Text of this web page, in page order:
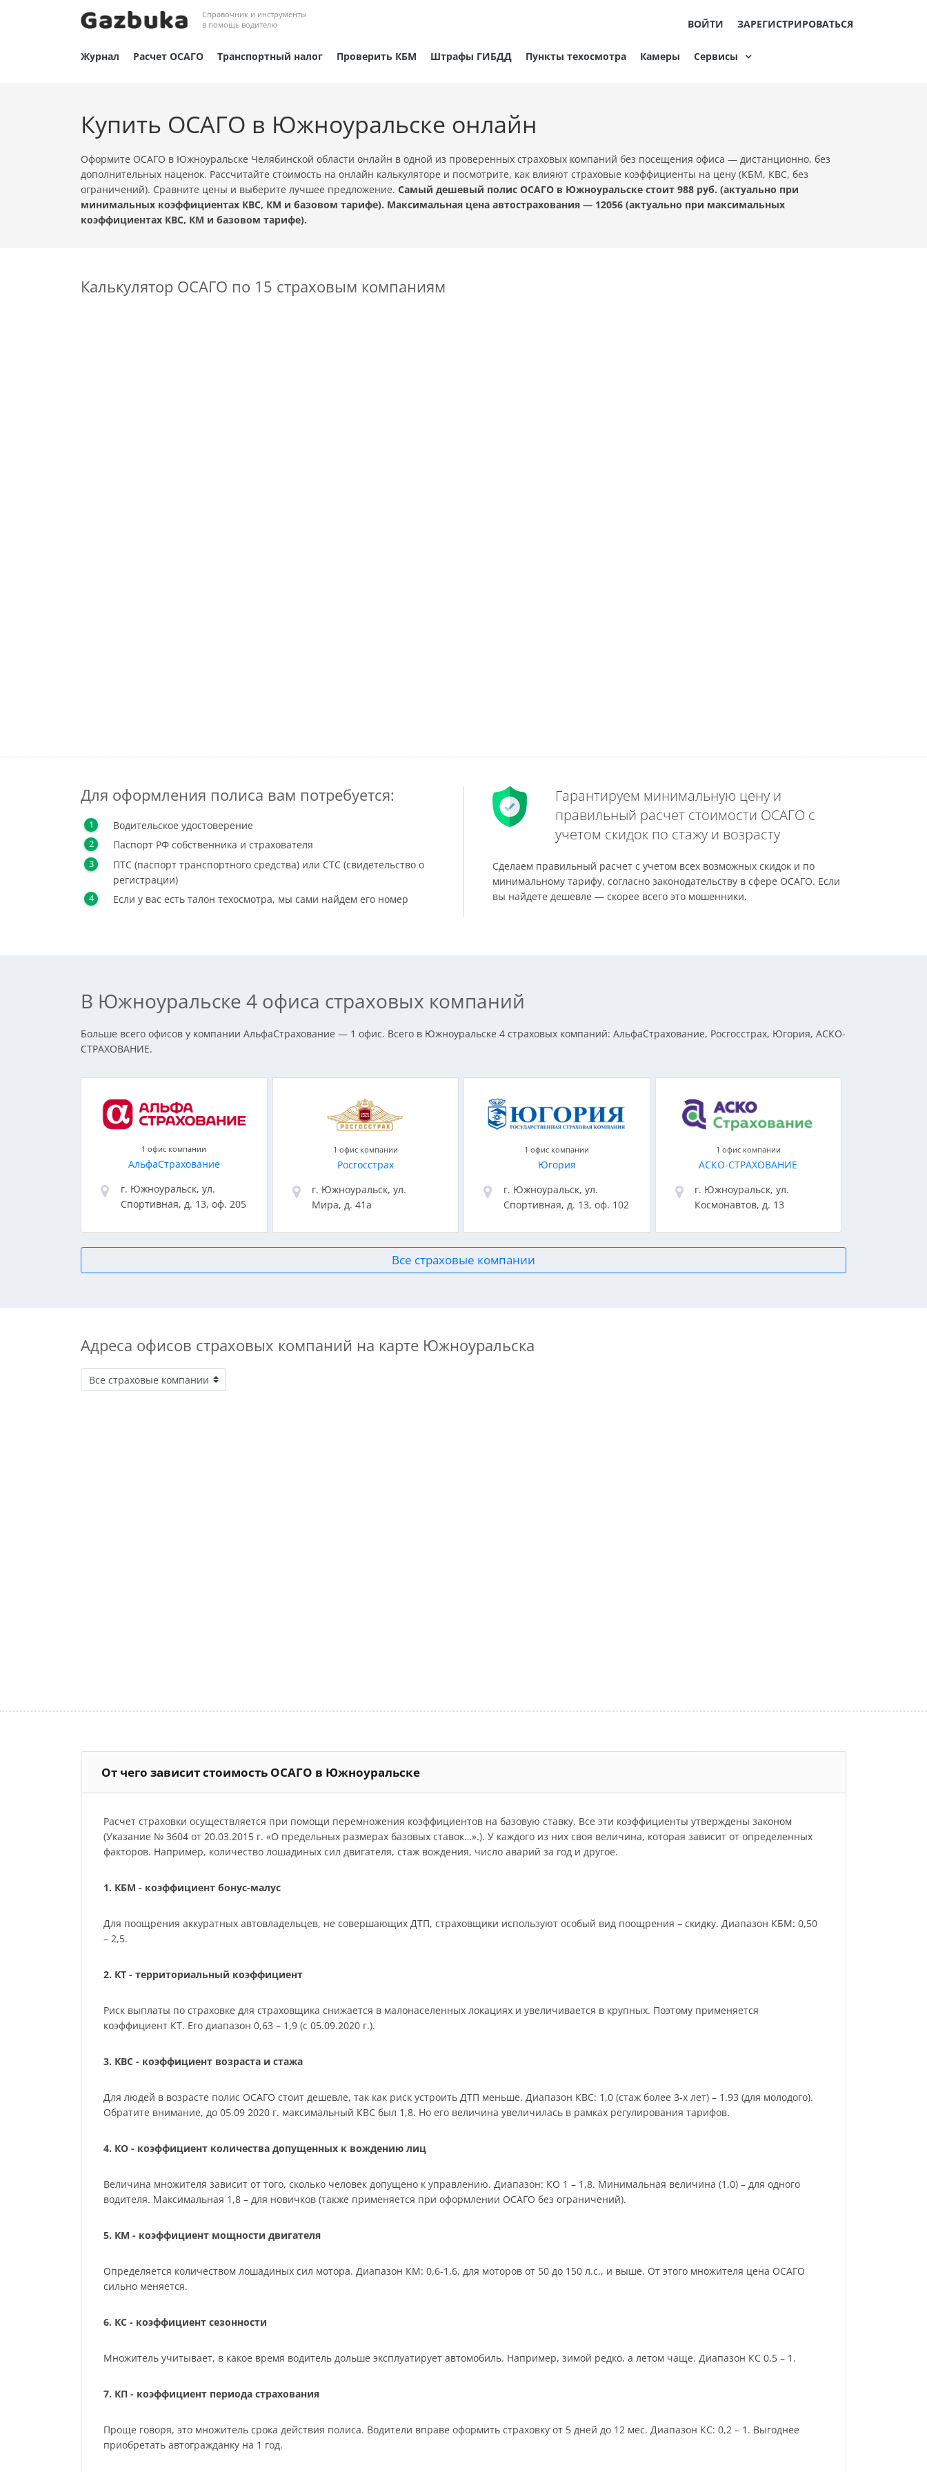
Справочник и инструменты
в помощь водителю
ВОЙТИ ЗАРЕГИСТРИРОВАТЬСЯ
Журнал Расчет ОСАГО Транспортный налог Проверить КБМ Штрафы ГИБДД Пункты техосмотра Камеры Сервисы
Купить ОСАГО в Южноуральске онлайн
Оформите ОСАГО в Южноуральске Челябинской области онлайн в одной из проверенных страховых компаний без посещения офиса — дистанционно, без
дополнительных наценок. Рассчитайте стоимость на онлайн калькуляторе и посмотрите, как влияют страховые коэффициенты на цену (КБМ, КВС, без
ограничений). Сравните цены и выберите лучшее предложение. Самый дешевый полис ОСАГО в Южноуральске стоит 988 руб. (актуально при
минимальных коэффициентах КВС, КМ и базовом тарифе). Максимальная цена автострахования — 12056 (актуально при максимальных
коэффициентах КВС, КМ и базовом тарифе).
Калькулятор ОСАГО по 15 страховым компаниям
Для оформления полиса вам потребуется:
Водительское удостоверение
Паспорт РФ собственника и страхователя
ПТС (паспорт транспортного средства) или СТС (свидетельство о
регистрации)
Если у вас есть талон техосмотра, мы сами найдем его номер
Гарантируем минимальную цену и
правильный расчет стоимости ОСАГО с
учетом скидок по стажу и возрасту
Сделаем правильный расчет с учетом всех возможных скидок и по
минимальному тарифу, согласно законодательству в сфере ОСАГО. Если
вы найдете дешевле — скорее всего это мошенники.
В Южноуральске 4 офиса страховых компаний
Больше всего офисов у компании АльфаСтрахование — 1 офис. Всего в Южноуральске 4 страховых компаний: АльфаСтрахование, Росгосстрах, Югория, АСКО-
СТРАХОВАНИЕ.
1 офис компании
АльфаСтрахование
г. Южноуральск, ул.
Спортивная, д. 13, оф. 205
1 офис компании
Росгосстрах
г. Южноуральск, ул.
Мира, д. 41а
1 офис компании
Югория
г. Южноуральск, ул.
Спортивная, д. 13, оф. 102
1 офис компании
АСКО-СТРАХОВАНИЕ
г. Южноуральск, ул.
Космонавтов, д. 13
Все страховые компании
Адреса офисов страховых компаний на карте Южноуральска
От чего зависит стоимость ОСАГО в Южноуральске
Расчет страховки осуществляется при помощи перемножения коэффициентов на базовую ставку. Все эти коэффициенты утверждены законом
(Указание № 3604 от 20.03.2015 г. «О предельных размерах базовых ставок…».). У каждого из них своя величина, которая зависит от определенных
факторов. Например, количество лошадиных сил двигателя, стаж вождения, число аварий за год и другое.
1. КБМ - коэффициент бонус-малус
Для поощрения аккуратных автовладельцев, не совершающих ДТП, страховщики используют особый вид поощрения – скидку. Диапазон КБМ: 0,50
– 2,5.
2. КТ - территориальный коэффициент
Риск выплаты по страховке для страховщика снижается в малонаселенных локациях и увеличивается в крупных. Поэтому применяется
коэффициент КТ. Его диапазон 0,63 – 1,9 (с 05.09.2020 г.).
3. КВС - коэффициент возраста и стажа
Для людей в возрасте полис ОСАГО стоит дешевле, так как риск устроить ДТП меньше. Диапазон КВС: 1,0 (стаж более 3-х лет) – 1.93 (для молодого).
Обратите внимание, до 05.09 2020 г. максимальный КВС был 1,8. Но его величина увеличилась в рамках регулирования тарифов.
4. КО - коэффициент количества допущенных к вождению лиц
Величина множителя зависит от того, сколько человек допущено к управлению. Диапазон: КО 1 – 1,8. Минимальная величина (1,0) – для одного
водителя. Максимальная 1,8 – для новичков (также применяется при оформлении ОСАГО без ограничений).
5. КМ - коэффициент мощности двигателя
Определяется количеством лошадиных сил мотора. Диапазон КМ: 0,6-1,6, для моторов от 50 до 150 л.с., и выше. От этого множителя цена ОСАГО
сильно меняется.
6. КС - коэффициент сезонности
Множитель учитывает, в какое время водитель дольше эксплуатирует автомобиль. Например, зимой редко, а летом чаще. Диапазон КС 0,5 – 1.
7. КП - коэффициент периода страхования
Проще говоря, это множитель срока действия полиса. Водители вправе оформить страховку от 5 дней до 12 мес. Диапазон КС: 0,2 – 1. Выгоднее
приобретать автогражданку на 1 год.